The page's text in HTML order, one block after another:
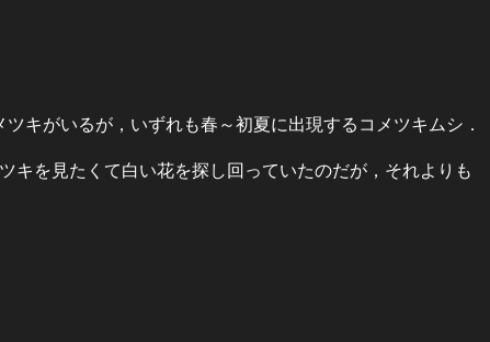
キがいるが，いずれも春～初夏に出現するコメツキムシ．
キを見たくて白い花を探し回っていたのだが，それよりも